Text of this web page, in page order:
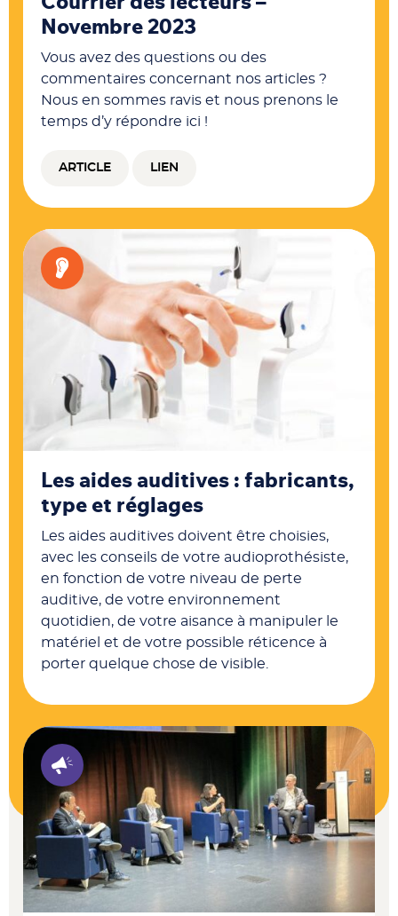
Novembre 2023
Vous avez des questions ou des
commentaires concernant nos articles ?
Nous en sommes ravis et nous prenons le
temps d’y répondre ici !
ARTICLE LIEN
Les aides auditives : fabricants,
type et réglages
Les aides auditives doivent être choisies,
avec les conseils de votre audioprothésiste,
en fonction de votre niveau de perte
auditive, de votre environnement
quotidien, de votre aisance à manipuler le
matériel et de votre possible réticence à
porter quelque chose de visible.